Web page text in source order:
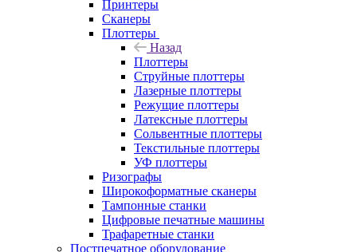
Принтеры
Сканеры
Плоттеры
Назад
Плоттеры
Струйные плоттеры
Лазерные плоттеры
Режущие плоттеры
Латексные плоттеры
Сольвентные плоттеры
Текстильные плоттеры
УФ плоттеры
Ризографы
Широкоформатные сканеры
Тампонные станки
Цифровые печатные машины
Трафаретные станки
Постпечатное оборудование